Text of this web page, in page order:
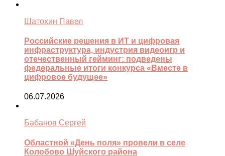
Шатохин Павел
Российские решения в ИТ и цифровая
инфраструктура, индустрия видеоигр и
отечественный гейминг: подведены
федеральные итоги конкурса «Вместе в
цифровое будущее»
06.07.2026
Бабанов Сергей
Областной «День поля» провели в селе
Колобово Шуйского района